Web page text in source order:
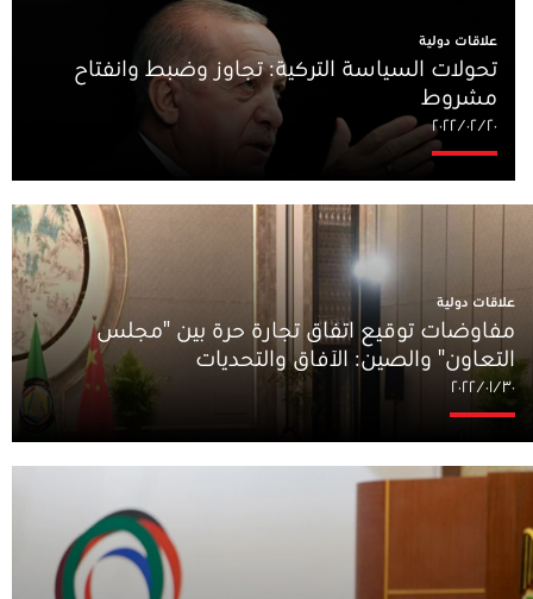
علاقات دولية
تحولات السياسة التركية: تجاوز وضبط وانفتاح
مشروط
٢٠‏/٠٢‏/٢٠٢٢
علاقات دولية
مفاوضات توقيع اتفاق تجارة حرة بين "مجلس
التعاون" والصين: الآفاق والتحديات
٣٠‏/٠١‏/٢٠٢٢